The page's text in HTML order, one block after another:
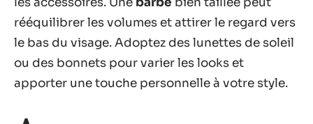
rééquilibrer les volumes et attirer le regard vers
le bas du visage. Adoptez des lunettes de soleil
ou des bonnets pour varier les looks et
apporter une touche personnelle à votre style.